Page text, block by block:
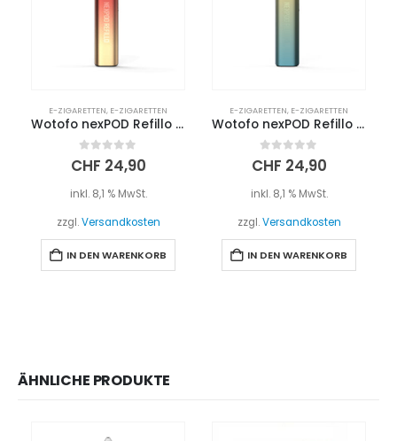
E-ZIGARETTEN, E-ZIGARETTEN
Wotofo nexPOD Refillo Kit | Fiery Sunrise
0out of 5
CHF 24,90
inkl. 8,1 % MwSt.
zzgl.Versandkosten
IN DEN WARENKORB
E-ZIGARETTEN, E-ZIGARETTEN
Wotofo nexPOD Refillo Kit | Blue Gold
0out of 5
CHF 24,90
inkl. 8,1 % MwSt.
zzgl.Versandkosten
IN DEN WARENKORB
ÄHNLICHE PRODUKTE